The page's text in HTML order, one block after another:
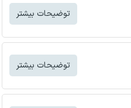
توضیحات بیشتر
توضیحات بیشتر